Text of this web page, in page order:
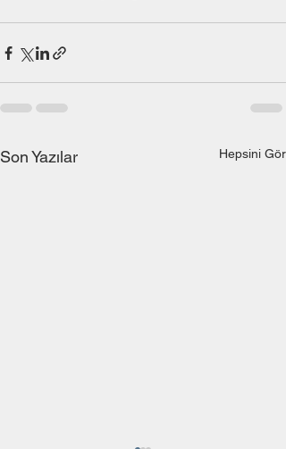
Son Yazılar Hepsini Gör